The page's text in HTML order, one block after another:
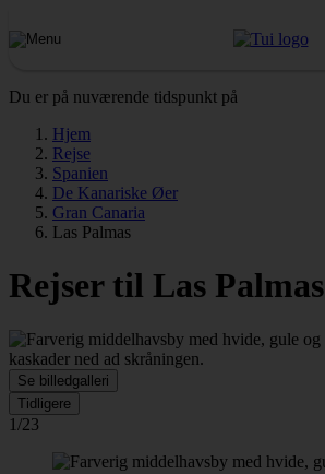
Du er på nuværende tidspunkt på
Hjem
Rejse
Spanien
De Kanariske Øer
Gran Canaria
Las Palmas
Rejser til Las Palmas
Se billedgalleri
Tidligere
1/23